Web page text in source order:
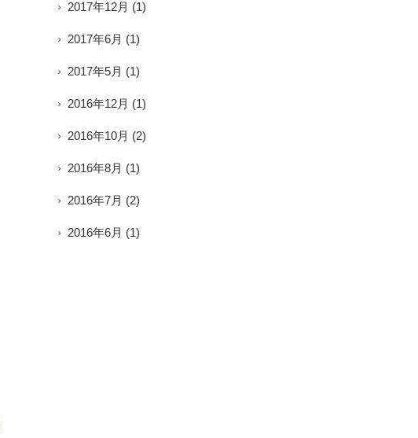
2017年12月 (1)
2017年6月 (1)
2017年5月 (1)
2016年12月 (1)
2016年10月 (2)
2016年8月 (1)
2016年7月 (2)
2016年6月 (1)